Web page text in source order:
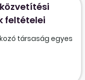
feltételei
társaság egyes